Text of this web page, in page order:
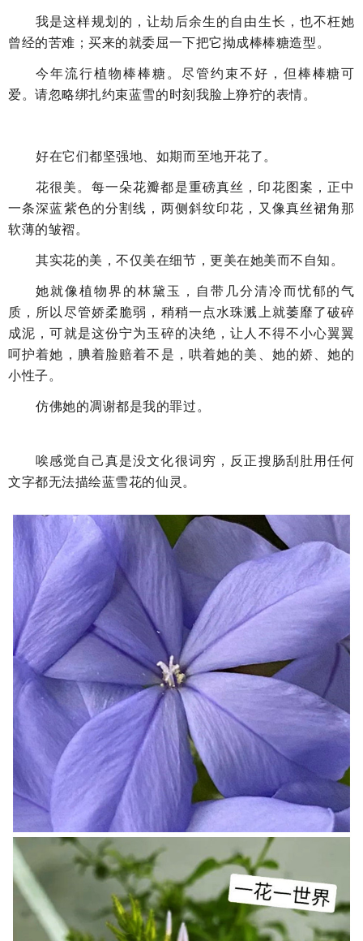
我是这样规划的，让劫后余生的自由生长，也不枉她
曾经的苦难；买来的就委屈一下把它拗成棒棒糖造型。
今年流行植物棒棒糖。尽管约束不好，但棒棒糖可
爱。请忽略绑扎约束蓝雪的时刻我脸上狰狞的表情。
好在它们都坚强地、如期而至地开花了。
花很美。 每一朵花瓣都是重磅真丝，印花图案，正中
一条深蓝紫色的分割线，两侧斜纹印花，又像真丝裙角那
软薄的皱褶。
其实花的美，不仅美在细节，更美在她美而不自知。
她就像植物界的林黛玉，自带几分清冷而忧郁的气
质，所以尽管娇柔脆弱，稍稍一点水珠溅上就萎靡了破碎
成泥，可就是这份宁为玉碎的决绝，让人不得不小心翼翼
呵护着她，腆着脸赔着不是，哄着她的美、她的娇、她的
小性子。
仿佛她的凋谢都是我的罪过。
唉感觉自己真是没文化很词穷，反正搜肠刮肚用任何
文字都无法描绘蓝雪花的仙灵。